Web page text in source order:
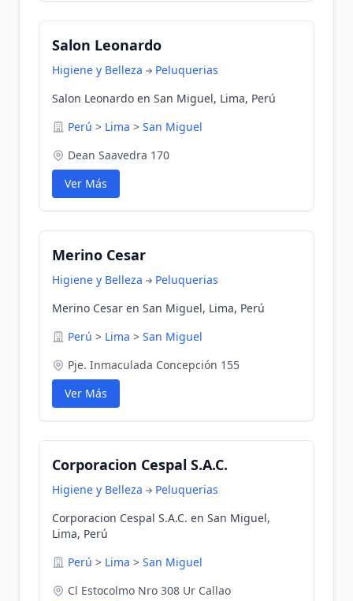
Salon Leonardo
Higiene y Belleza
Peluquerias
Salon Leonardo en San Miguel, Lima, Perú
Perú > Lima > San Miguel
Dean Saavedra 170
Ver Más
Merino Cesar
Higiene y Belleza
Peluquerias
Merino Cesar en San Miguel, Lima, Perú
Perú > Lima > San Miguel
Pje. Inmaculada Concepción 155
Ver Más
Corporacion Cespal S.A.C.
Higiene y Belleza
Peluquerias
Corporacion Cespal S.A.C. en San Miguel,
Lima, Perú
Perú > Lima > San Miguel
Cl Estocolmo Nro 308 Ur Callao